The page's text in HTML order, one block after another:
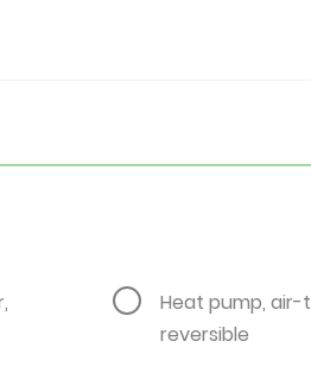
Heat pump,
reversible